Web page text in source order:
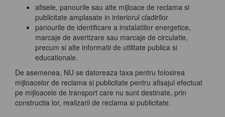
afisele, panourile sau alte mijloace de reclama si
publicitate amplasate in interiorul cladirilor
panourile de identificare a instalatiilor energetice,
marcaje de avertizare sau marcaje de circulatie,
precum si alte informatii de utilitate publica si
educationale.
De asemenea, NU se datoreaza taxa pentru folosirea
mijloacelor de reclama si publicitate pentru afisajul efectuat
pe mijloacele de transport care nu sunt destinate, prin
constructia lor, realizarii de reclama si publicitate.